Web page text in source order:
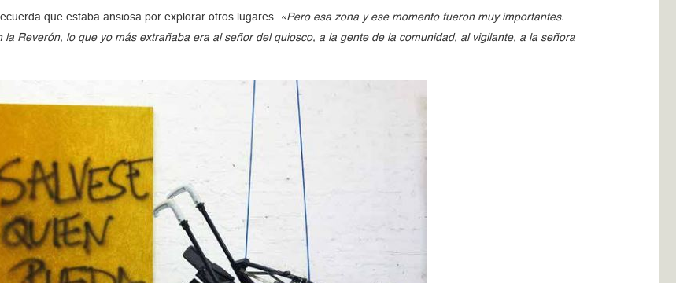
que estaba ansiosa por explorar otros lugares.
«Pero esa zona y ese momento fueron muy importantes.
Reverón, lo que yo más extrañaba era al señor del quiosco, a la gente de la comunidad, al vigilante, a la señora